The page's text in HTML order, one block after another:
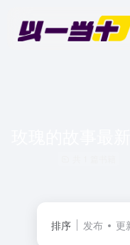
排序 发布 更